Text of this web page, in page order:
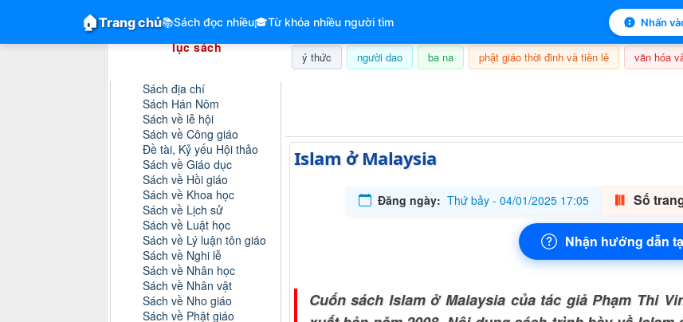
🏠Trang chủ📚Sách đọc nhiều🎓Từ khóa nhiều người tìm Nhấn
ý thức người dao ba na phật giáo thời đinh và tiền lê văn hóa
Islam ở Malaysia
Đăng ngày: Thứ bảy - 04/01/2025 17:05 Số
Nhận hướng dẫn
Cuốn sách Islam ở Malaysia của tác giả Phạm Thi
Hệ thống hóa tài liệu & mục
lục sách
Sách địa chí
Sách Hán Nôm
Sách về lễ hội
Sách về Công giáo
Đề tài, Kỷ yếu Hội thảo
Sách về Giáo dục
Sách về Hồi giáo
Sách về Khoa học
Sách về Lịch sử
Sách về Luật học
Sách về Lý luận tôn giáo
Sách về Nghi lễ
Sách về Nhân học
Sách về Nhân vật
Sách về Nho giáo
Sách về Phật giáo